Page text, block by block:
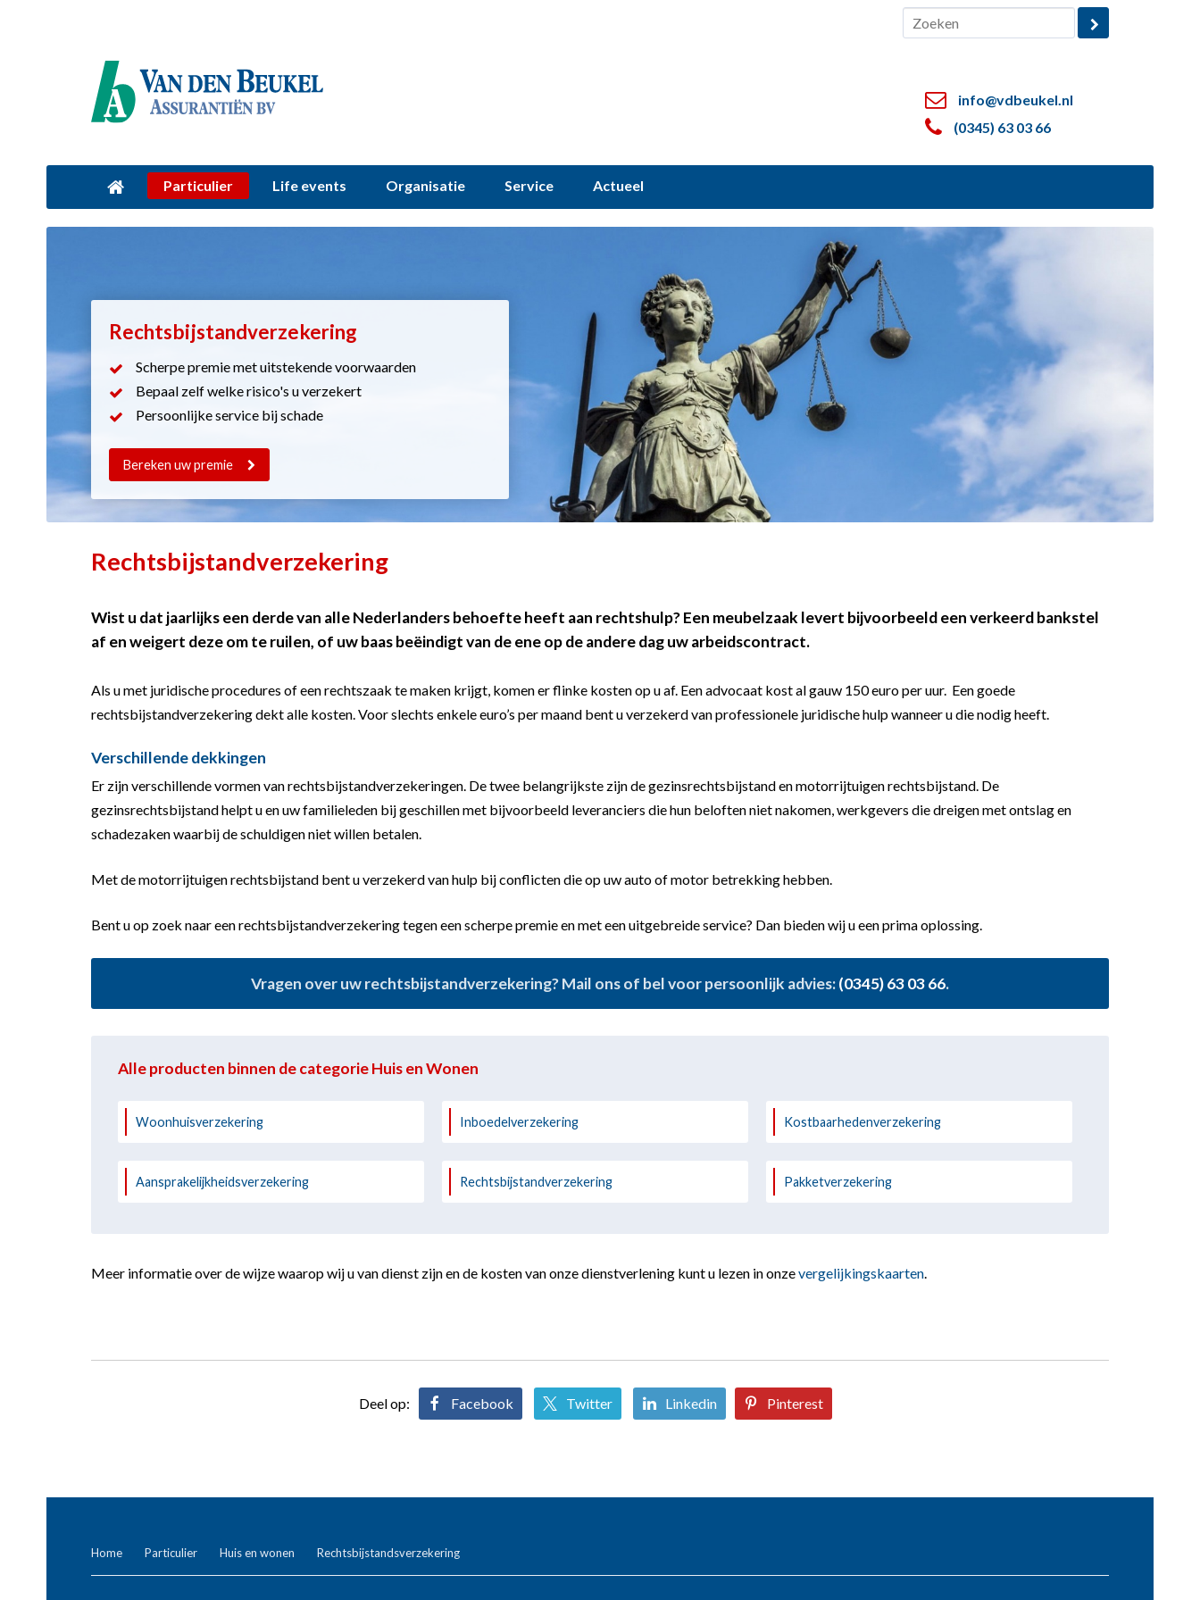
info@vdbeukel.nl
(0345) 63 03 66
Particulier Life events Organisatie Service Actueel
Rechtsbijstandverzekering
Scherpe premie met uitstekende voorwaarden
Bepaal zelf welke risico's u verzekert
Persoonlijke service bij schade
Bereken uw premie
Rechtsbijstandverzekering
Wist u dat jaarlijks een derde van alle Nederlanders behoefte heeft aan rechtshulp? Een meubelzaak levert bijvoorbeeld een verkeerd bankstel
af en weigert deze om te ruilen, of uw baas beëindigt van de ene op de andere dag uw arbeidscontract.
Als u met juridische procedures of een rechtszaak te maken krijgt, komen er flinke kosten op u af. Een advocaat kost al gauw 150 euro per uur. Een goede
rechtsbijstandverzekering dekt alle kosten. Voor slechts enkele euro’s per maand bent u verzekerd van professionele juridische hulp wanneer u die nodig heeft.
Verschillende dekkingen
Er zijn verschillende vormen van rechtsbijstandverzekeringen. De twee belangrijkste zijn de gezinsrechtsbijstand en motorrijtuigen rechtsbijstand. De
gezinsrechtsbijstand helpt u en uw familieleden bij geschillen met bijvoorbeeld leveranciers die hun beloften niet nakomen, werkgevers die dreigen met ontslag en
schadezaken waarbij de schuldigen niet willen betalen.
Met de motorrijtuigen rechtsbijstand bent u verzekerd van hulp bij conflicten die op uw auto of motor betrekking hebben.
Bent u op zoek naar een rechtsbijstandverzekering tegen een scherpe premie en met een uitgebreide service? Dan bieden wij u een prima oplossing.
Vragen over uw rechtsbijstandverzekering? Mail ons of bel voor persoonlijk advies:(0345) 63 03 66.
Alle producten binnen de categorie Huis en Wonen
Woonhuisverzekering Inboedelverzekering Kostbaarhedenverzekering
Aansprakelijkheidsverzekering Rechtsbijstandverzekering Pakketverzekering
Meer informatie over de wijze waarop wij u van dienst zijn en de kosten van onze dienstverlening kunt u lezen in onzevergelijkingskaarten
Deel op: Facebook Twitter Linkedin Pinterest
Home Particulier Huis en wonen Rechtsbijstandsverzekering